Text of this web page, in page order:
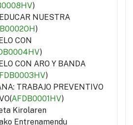
)
NUESTRA
)
CON
)
CON ARO Y BANDA
)
TRABAJO PREVENTIVO
AFDB0001HV)
Kirolaren
Entrenamendu